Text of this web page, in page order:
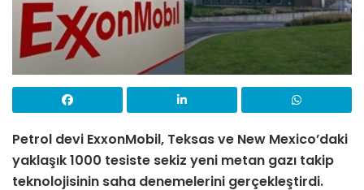
Petrol devi ExxonMobil, Teksas ve New Mexico’daki
yaklaşık 1000 tesiste sekiz yeni metan gazı takip
teknolojisinin saha denemelerini gerçekleştirdi.